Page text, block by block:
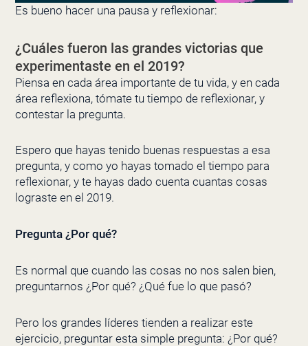
Es bueno hacer una pausa y reflexionar:
¿Cuáles fueron las grandes victorias que
experimentaste en el 2019?
Piensa en cada área importante de tu vida, y en cada
área reflexiona, tómate tu tiempo de reflexionar, y
contestar la pregunta.
Espero que hayas tenido buenas respuestas a esa
pregunta, y como yo hayas tomado el tiempo para
reflexionar, y te hayas dado cuenta cuantas cosas
lograste en el 2019.
Pregunta ¿Por qué?
Es normal que cuando las cosas no nos salen bien,
preguntarnos ¿Por qué? ¿Qué fue lo que pasó?
Pero los grandes líderes tienden a realizar este
ejercicio, preguntar esta simple pregunta: ¿Por qué?